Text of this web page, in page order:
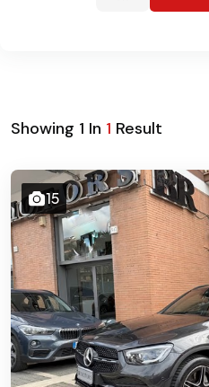
Showing 1 In 1 Result
15